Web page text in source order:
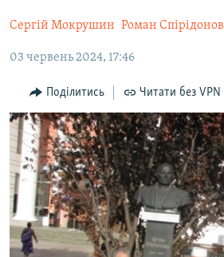
Перейти
до
ПОГЛЯД
ІНТЕРВ'Ю
ВСЕ ЗА ДЕНЬ
СПЕЦПРОЕКТИ
ДЕПОРТАЦІЯ
ВІДЕОУРОКИ «ELIFBE»
СВІДЧЕННЯ ОКУПАЦІЇ
УКРАЇНСЬКА ПРОБЛЕМА КРИМУ
ЯК ОБІЙТИ БЛОКУВАННЯ
Русский
Qırımtatar
Сергій Мокрушин Роман Спірідонов
03 червень 2024, 17:46
Поділитись Читати без VPN